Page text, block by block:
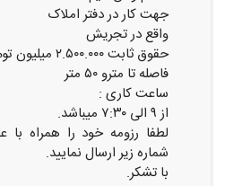
جهت کار در دفتر املاک
واقع در تجریش
حقوق ثابت ۲.۵۰۰.۰۰۰ میلیون تومان به همراه مزایا
فاصله تا مترو ۵۰ متر
ساعت کاری :
از ۹ الی ۷:۳۰ میباشد.
لطفا رزومه خود را همراه
شماره زیر ارسال نمایید.
با تشکر.